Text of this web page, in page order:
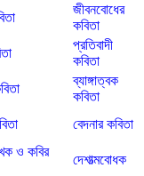
জীবনবোধের
কবিতা
প্রতিবাদী
কবিতা
ব্যাঙ্গাত্বক
কবিতা
বেদনার কবিতা
ও কবির
দেশাত্মবোধক